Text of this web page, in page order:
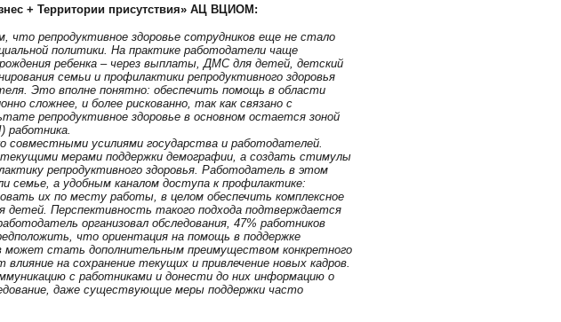
+ Территории присутствия» АЦ ВЦИОМ:
что репродуктивное здоровье сотрудников еще не стало
политики. На практике работодатели чаще
ребенка – через выплаты, ДМС для детей, детский
семьи и профилактики репродуктивного здоровья
Это вполне понятно: обеспечить помощь в области
сложнее, и более рискованно, так как связано с
репродуктивное здоровье в основном остается зоной
работника.
усилиями государства и работодателей.
мерами поддержки демографии, а создать стимулы
репродуктивного здоровья. Работодатель в этом
семье, а удобным каналом доступа к профилактике:
их по месту работы, в целом обеспечить комплексное
детей. Перспективность такого подхода подтверждается
организовал обследования, 47% работников
что ориентация на помощь в поддержке
может стать дополнительным преимуществом конкретного
на сохранение текущих и привлечение новых кадров.
с работниками и донести до них информацию о
даже существующие меры поддержки часто